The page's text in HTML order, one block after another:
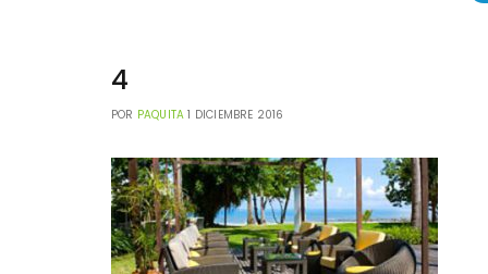
4
POR PAQUITA 1 DICIEMBRE 2016